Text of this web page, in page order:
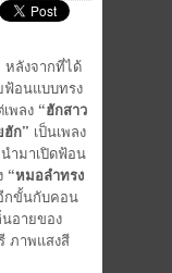
หลังจากที่ได้
ฟ้อนแบบทรง
พลง “ฮักสาว
ก” เป็นเพลง
ำมาเปิดฟ้อน
“หมอลำทรง
กขั้นกับคอน
อายของ
ภาพแสงสี